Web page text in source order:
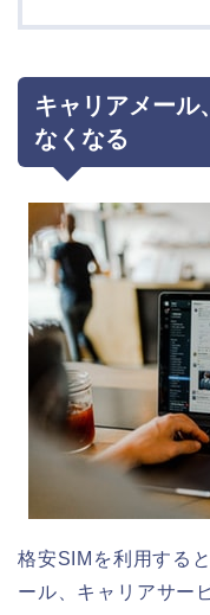
キャリアメール
なくなる
格安SIMを利用する
ール、キャリアサー